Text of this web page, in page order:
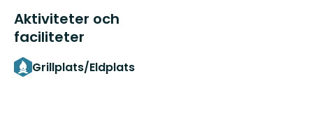
Aktiviteter och
faciliteter
Grillplats/Eldplats